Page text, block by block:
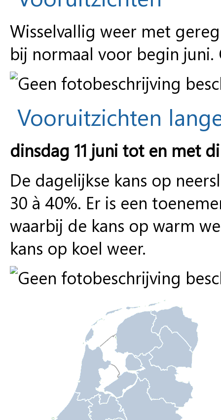
Wisselvallig weer met
bij normaal voor begin
Vooruitzichten
dinsdag 11 juni tot en met
De dagelijkse kans op
30 à 40%. Er is een
waarbij de kans op warm
kans op koel weer.